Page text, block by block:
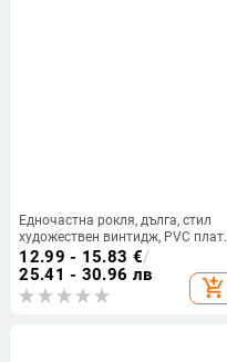
Едночастна рокля, дълга, стил
художествен винтидж, PVC плат,
кръгло деколте, къси ръкави,
пролет 2025
12.99 - 15.83 €/
25.41 - 30.96 лв
add_shopping_cart